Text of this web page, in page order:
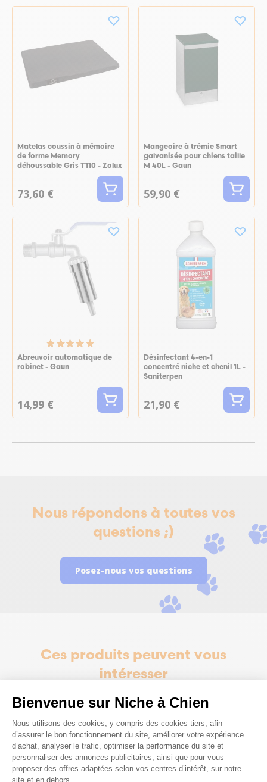
Bienvenue sur Niche à Chien
Plateforme de Gestion du
Nous utilisons des cookies, y compris des cookies tiers, afin
d’assurer le bon fonctionnement du site, améliorer votre expérience
d’achat, analyser le trafic, optimiser la performance du site et
personnaliser des annonces publicitaires, ainsi que pour vous
proposer des offres adaptées selon vos centres d’intérêt, sur notre
site et en dehors.
Matelas coussin à mémoire
de forme Memory
déhoussable Gris T110 - Zolux
73,60 €
Mangeoire à trémie Smart
galvanisée pour chiens taille
M 40L - Gaun
59,90 €
Abreuvoir automatique de
robinet - Gaun
14,99 €
Désinfectant 4-en-1
concentré niche et chenil 1L -
Saniterpen
21,90 €
Nous répondons à toutes vos
questions ;)
Posez-nous vos questions
Ces produits peuvent vous
intéresser